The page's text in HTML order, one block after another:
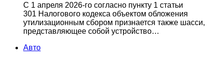
C 1 апреля 2026-го согласно пункту 1 статьи
301 Налогового кодекса объектом обложения
утилизационным сбором признается также шасси,
представляющее собой устройство…
Авто